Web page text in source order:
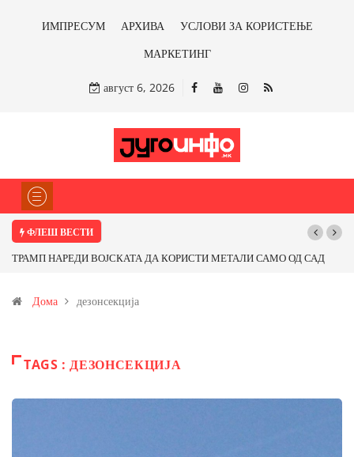
ИМПРЕСУМ АРХИВА
УСЛОВИ ЗА КОРИСТЕЊЕ
МАРКЕТИНГ
август 6, 2026
ФЛЕШ ВЕСТИ
ДА КОРИСТИ МЕТАЛИ САМО ОД САД
Почнува
Дома дезонсекција
TAGS : ДЕЗОНСЕКЦИЈА